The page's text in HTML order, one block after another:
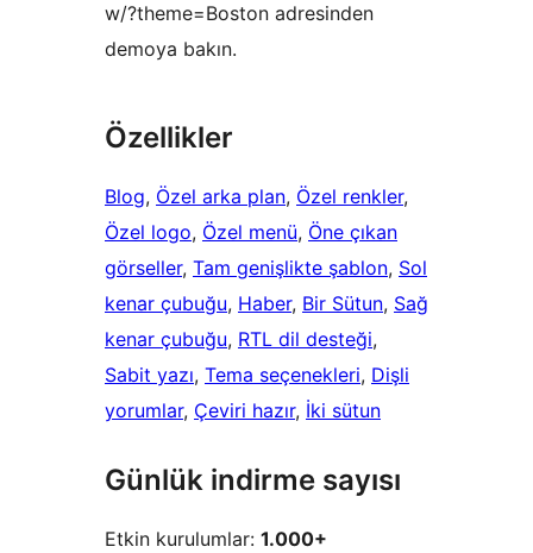
w/?theme=Boston adresinden
demoya bakın.
Özellikler
Blog, Özel arka plan, Özel renkler
Özel logo, Özel menü, Öne çıkan
görseller, Tam genişlikte şablon, Sol
kenar çubuğu, Haber, Bir Sütun, Sağ
kenar çubuğu, RTL dil desteği
Sabit yazı, Tema seçenekleri, Dişli
yorumlar, Çeviri hazır, İki sütun
Günlük indirme sayısı
Etkin kurulumlar: 1.000+